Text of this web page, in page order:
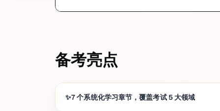
备考亮点
7 个系统化学习章节，覆盖考试 5 大领域